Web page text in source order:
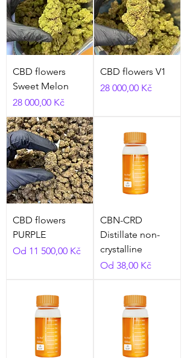
CBD flowers
Sweet Melon
Cena
28 000,00 Kč
CBD flowers V1
Cena
28 000,00 Kč
CBD flowers
PURPLE
Od 11 500,00 Kč
Zvýhodněná cena
CBN-CRD
Distillate non-
crystalline
Od 38,00 Kč
Zvýhodněná cena